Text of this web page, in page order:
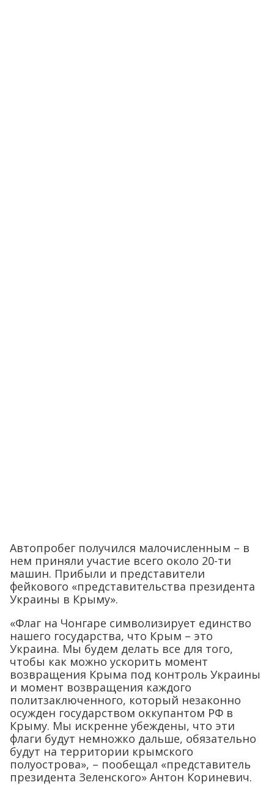
Автопробег получился малочисленным – в
нем приняли участие всего около 20-ти
машин. Прибыли и представители
фейкового «представительства президента
Украины в Крыму».
«Флаг на Чонгаре символизирует единство
нашего государства, что Крым – это
Украина. Мы будем делать все для того,
чтобы как можно ускорить момент
возвращения Крыма под контроль Украины
и момент возвращения каждого
политзаключенного, который незаконно
осужден государством оккупантом РФ в
Крыму. Мы искренне убеждены, что эти
флаги будут немножко дальше, обязательно
будут на территории крымского
полуострова», – пообещал «представитель
президента Зеленского» Антон Кориневич.